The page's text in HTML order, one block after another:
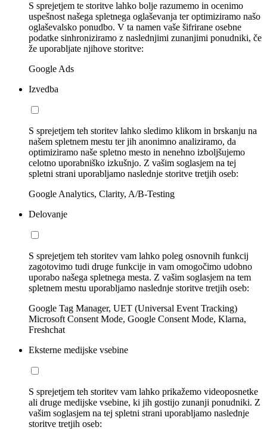
S sprejetjem te storitve lahko bolje razumemo in ocenimo
uspešnost našega spletnega oglaševanja ter optimiziramo našo
oglaševalsko ponudbo. V ta namen vaše šifrirane osebne
podatke sinhroniziramo z naslednjimi zunanjimi ponudniki, če
že uporabljate njihove storitve:
Google Ads
Izvedba
S sprejetjem teh storitev lahko sledimo klikom in brskanju na
našem spletnem mestu ter jih anonimno analiziramo, da
optimiziramo naše spletno mesto in nenehno izboljšujemo
celotno uporabniško izkušnjo. Z vašim soglasjem na tej
spletni strani uporabljamo naslednje storitve tretjih oseb:
Google Analytics, Clarity, A/B-Testing
Delovanje
S sprejetjem teh storitev vam lahko poleg osnovnih funkcij
zagotovimo tudi druge funkcije in vam omogočimo udobno
uporabo našega spletnega mesta. Z vašim soglasjem na tem
spletnem mestu uporabljamo naslednje storitve tretjih oseb:
Google Tag Manager, UET (Universal Event Tracking)
Microsoft Consent Mode, Google Consent Mode, Klarna,
Freshchat
Eksterne medijske vsebine
S sprejetjem teh storitev vam lahko prikažemo videoposnetke
ali druge medijske vsebine, ki jih gostijo zunanji ponudniki. Z
vašim soglasjem na tej spletni strani uporabljamo naslednje
storitve tretjih oseb: